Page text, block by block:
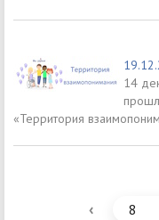
14
«Территория
‹ 8